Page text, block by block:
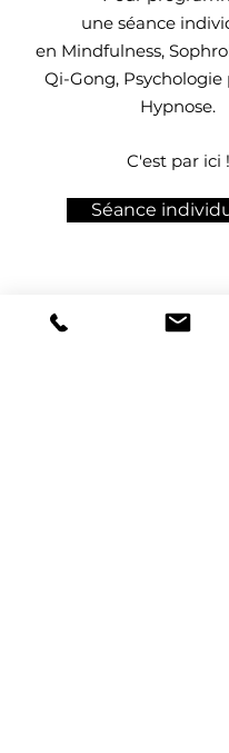
une séance
en Mindfulness,
Qi-Gong, Psychologie
Hypnose.
C'est par ici !
Séance